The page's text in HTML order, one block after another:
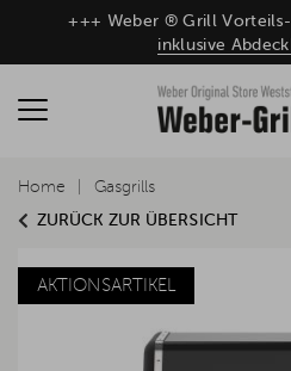
+++ Weber ® Grill Vorteils-
inklusive
ZURÜCK ZUR ÜBERSICHT
Home Gasgrills
AKTIONSARTIKEL